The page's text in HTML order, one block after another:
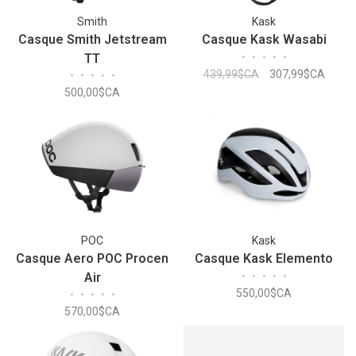
Smith
Casque Smith Jetstream
TT
• • • • •
500,00$CA
Kask
Casque Kask Wasabi
• • • • •
439,99$CA 307,99$CA
POC
Casque Aero POC Procen
Air
• • • • •
570,00$CA
Kask
Casque Kask Elemento
• • • • •
550,00$CA